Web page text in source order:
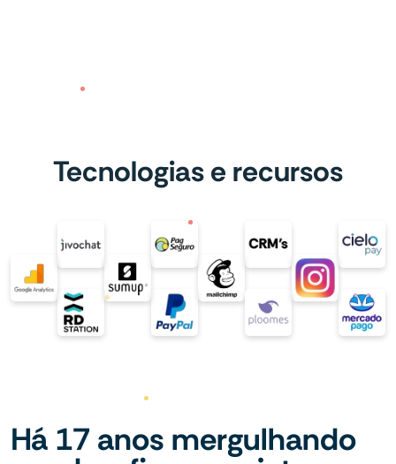
Tecnologias e recursos
Há 17 anos mergulhando